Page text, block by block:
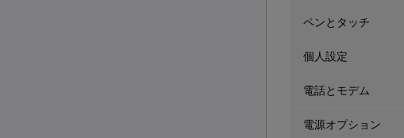
ペンとタッチ
個人設定
電話とモデム
電源オプション